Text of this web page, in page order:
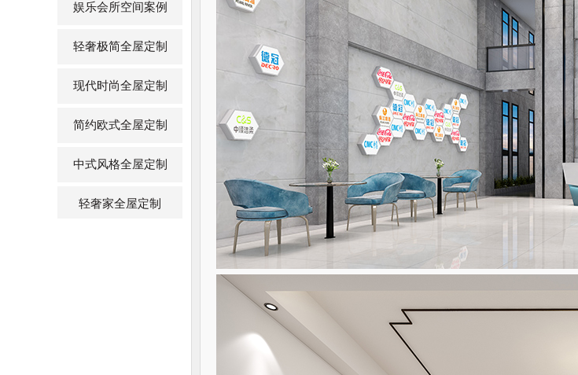
娱乐会所空间案例
轻奢极简全屋定制
现代时尚全屋定制
简约欧式全屋定制
中式风格全屋定制
轻奢家全屋定制